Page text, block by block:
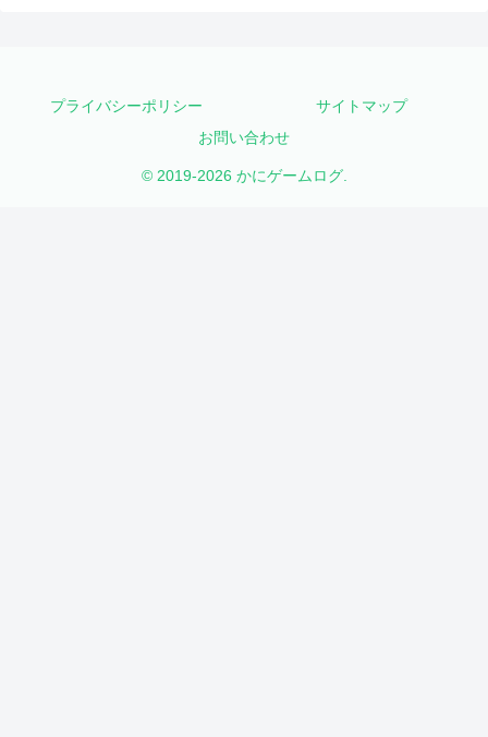
プライバシーポリシー
サイトマップ
お問い合わせ
© 2019-2026 かにゲームログ.